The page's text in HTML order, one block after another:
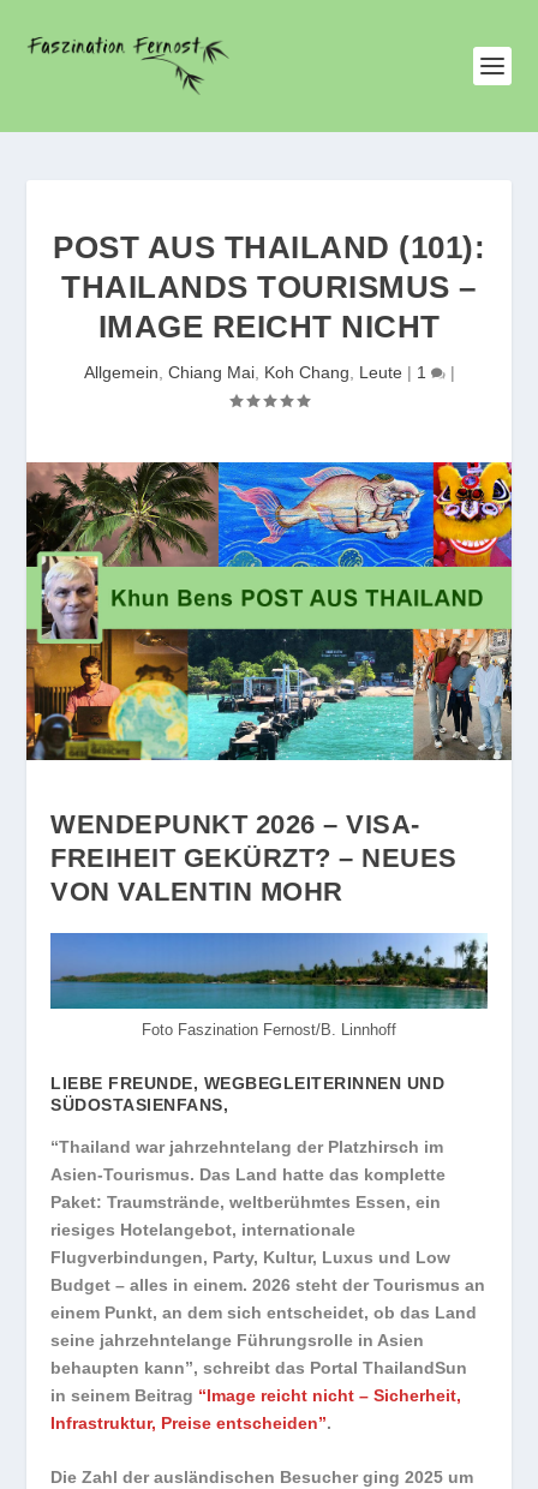
POST AUS THAILAND (101):
THAILANDS TOURISMUS –
IMAGE REICHT NICHT
Allgemein Chiang Mai, Koh Chang Leute | 1 |
WENDEPUNKT 2026 – VISA-
FREIHEIT GEKÜRZT? – NEUES
VON VALENTIN MOHR
Foto Faszination Fernost/B. Linnhoff
LIEBE FREUNDE, WEGBEGLEITERINNEN UND
SÜDOSTASIENFANS,
“Thailand war jahrzehntelang der Platzhirsch im
Asien-Tourismus. Das Land hatte das komplette
Paket: Traumstrände, weltberühmtes Essen, ein
riesiges Hotelangebot, internationale
Flugverbindungen, Party, Kultur, Luxus und Low
Budget – alles in einem. 2026 steht der Tourismus an
einem Punkt, an dem sich entscheidet, ob das Land
seine jahrzehntelange Führungsrolle in Asien
behaupten kann”, schreibt das Portal ThailandSun
in seinem Beitrag “Image reicht nicht – Sicherheit,
Infrastruktur, Preise entscheiden”.
Die Zahl der ausländischen Besucher ging 2025 um